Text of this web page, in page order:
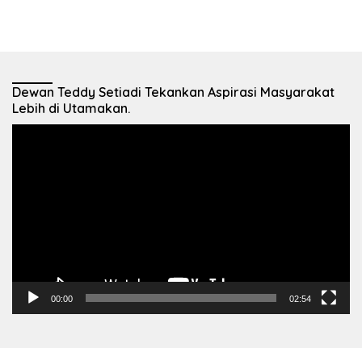
Dewan Teddy Setiadi Tekankan Aspirasi Masyarakat
Lebih di Utamakan.
00:00 02:54